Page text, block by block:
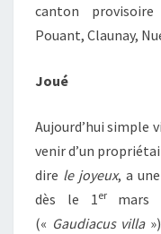
canton provisoire
Pouant, Claunay,
Joué
Aujourd’hui simple
venir d’un
dire le joyeux, a
dès le 1 ermars
(« Gaudiacus villa»)